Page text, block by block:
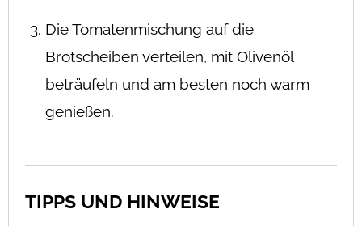
Die Tomatenmischung auf die
Brotscheiben verteilen, mit Olivenöl
beträufeln und am besten noch warm
genießen.
TIPPS UND HINWEISE